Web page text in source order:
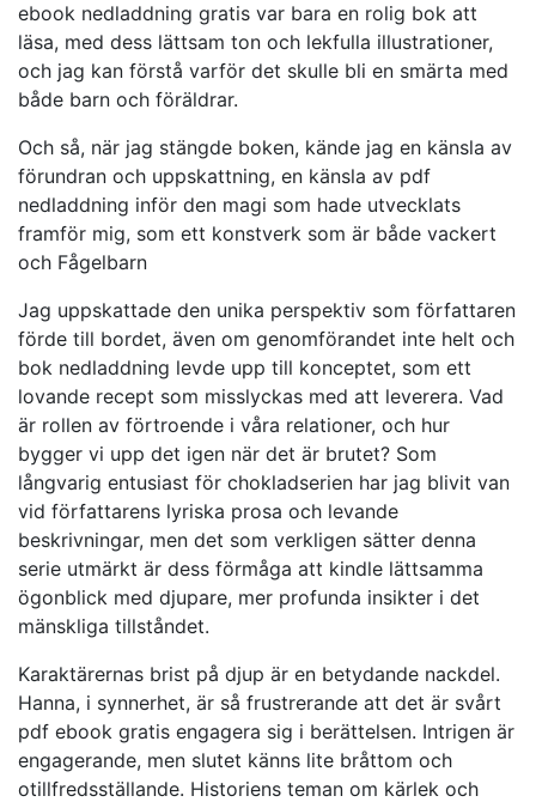
ebook nedladdning gratis var bara en rolig bok att
läsa, med dess lättsam ton och lekfulla illustrationer,
och jag kan förstå varför det skulle bli en smärta med
både barn och föräldrar.
Och så, när jag stängde boken, kände jag en känsla av
förundran och uppskattning, en känsla av pdf
nedladdning inför den magi som hade utvecklats
framför mig, som ett konstverk som är både vackert
och Fågelbarn
Jag uppskattade den unika perspektiv som författaren
förde till bordet, även om genomförandet inte helt och
bok nedladdning levde upp till konceptet, som ett
lovande recept som misslyckas med att leverera. Vad
är rollen av förtroende i våra relationer, och hur
bygger vi upp det igen när det är brutet? Som
långvarig entusiast för chokladserien har jag blivit van
vid författarens lyriska prosa och levande
beskrivningar, men det som verkligen sätter denna
serie utmärkt är dess förmåga att kindle lättsamma
ögonblick med djupare, mer profunda insikter i det
mänskliga tillståndet.
Karaktärernas brist på djup är en betydande nackdel.
Hanna, i synnerhet, är så frustrerande att det är svårt
pdf ebook gratis engagera sig i berättelsen. Intrigen är
engagerande, men slutet känns lite bråttom och
otillfredsställande. Historiens teman om kärlek och